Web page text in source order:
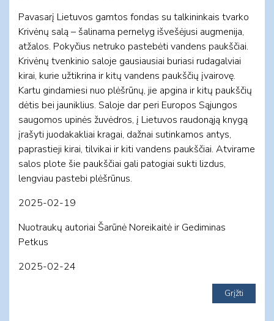
Pavasarį Lietuvos gamtos fondas su talkininkais tvarko
Krivėnų salą – šalinama pernelyg išvešėjusi augmenija,
atžalos. Pokyčius netruko pastebėti vandens paukščiai.
Krivėnų tvenkinio saloje gausiausiai buriasi rudagalviai
kirai, kurie užtikrina ir kitų vandens paukščių įvairovę.
Kartu gindamiesi nuo plėšrūnų, jie apgina ir kitų paukščių
dėtis bei jauniklius. Saloje dar peri Europos Sąjungos
saugomos upinės žuvėdros, į Lietuvos raudonąją knygą
įrašyti juodakakliai kragai, dažnai sutinkamos antys,
paprastieji kirai, tilvikai ir kiti vandens paukščiai. Atvirame
salos plote šie paukščiai gali patogiai sukti lizdus,
lengviau pastebi plėšrūnus.
2025-02-19
Nuotraukų autoriai Šarūnė Noreikaitė ir Gediminas
Petkus
2025-02-24